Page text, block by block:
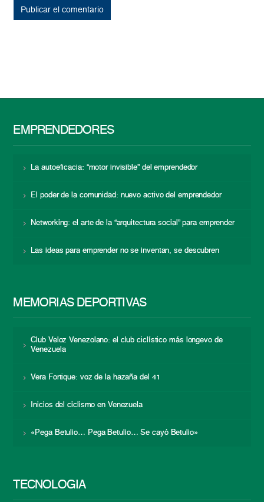
EMPRENDEDORES
La autoeficacia: “motor invisible” del emprendedor
El poder de la comunidad: nuevo activo del emprendedor
Networking: el arte de la “arquitectura social” para emprender
Las ideas para emprender no se inventan, se descubren
MEMORIAS DEPORTIVAS
Club Veloz Venezolano: el club ciclístico más longevo de
Venezuela
Vera Fortique: voz de la hazaña del 41
Inicios del ciclismo en Venezuela
«Pega Betulio… Pega Betulio… Se cayó Betulio»
TECNOLOGÍA